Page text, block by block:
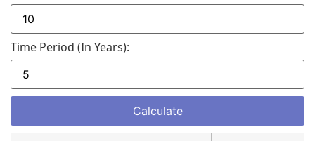
Time Period (in Years):